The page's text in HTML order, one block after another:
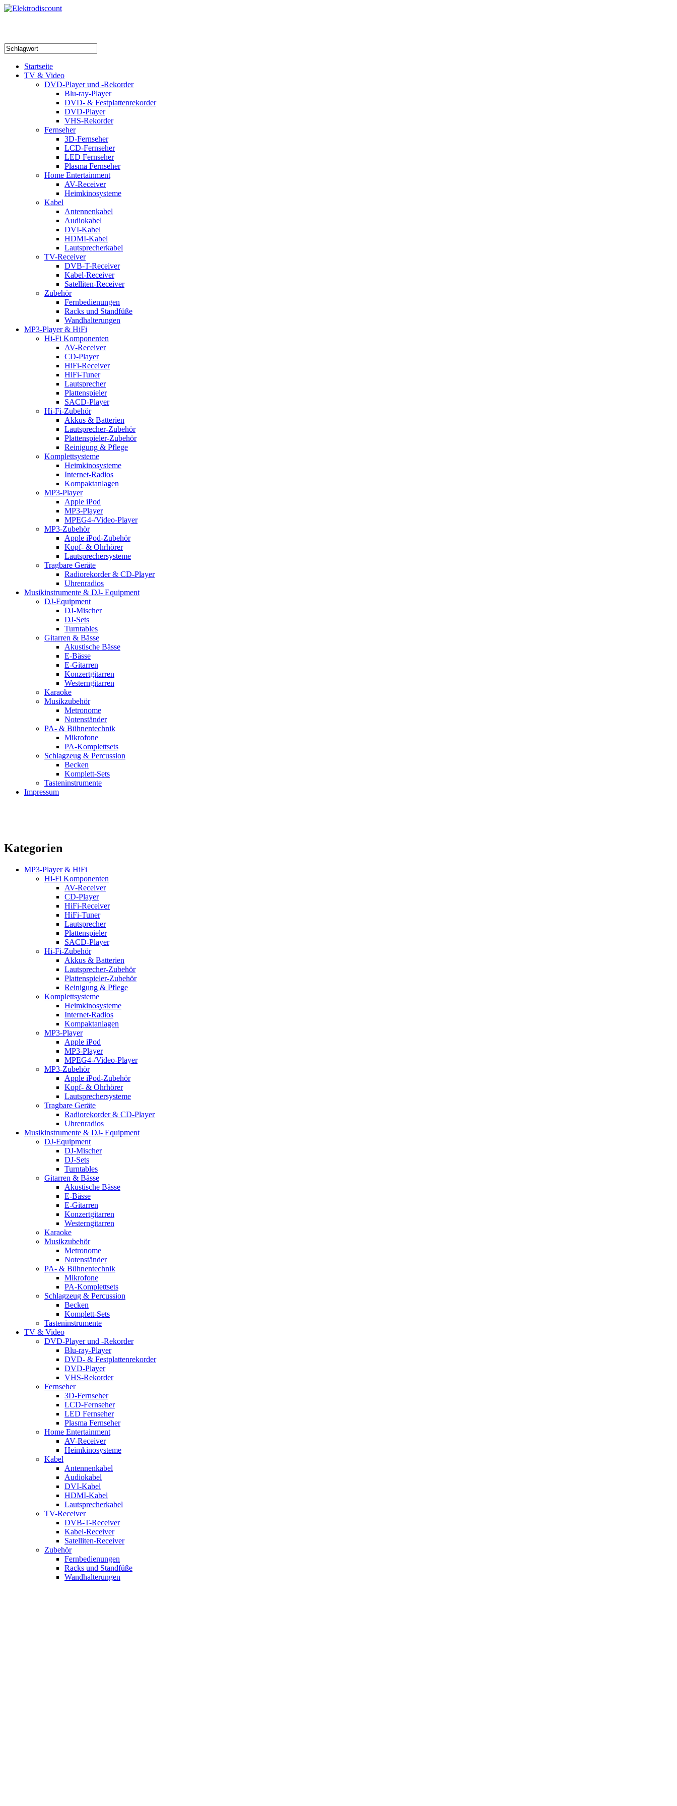
Startseite
TV & Video
DVD-Player und -Rekorder
Blu-ray-Player
DVD- & Festplattenrekorder
DVD-Player
VHS-Rekorder
Fernseher
3D-Fernseher
LCD-Fernseher
LED Fernseher
Plasma Fernseher
Home Entertainment
AV-Receiver
Heimkinosysteme
Kabel
Antennenkabel
Audiokabel
DVI-Kabel
HDMI-Kabel
Lautsprecherkabel
TV-Receiver
DVB-T-Receiver
Kabel-Receiver
Satelliten-Receiver
Zubehör
Fernbedienungen
Racks und Standfüße
Wandhalterungen
MP3-Player & HiFi
Hi-Fi Komponenten
AV-Receiver
CD-Player
HiFi-Receiver
HiFi-Tuner
Lautsprecher
Plattenspieler
SACD-Player
Hi-Fi-Zubehör
Akkus & Batterien
Lautsprecher-Zubehör
Plattenspieler-Zubehör
Reinigung & Pflege
Komplettsysteme
Heimkinosysteme
Internet-Radios
Kompaktanlagen
MP3-Player
Apple iPod
MP3-Player
MPEG4-/Video-Player
MP3-Zubehör
Apple iPod-Zubehör
Kopf- & Ohrhörer
Lautsprechersysteme
Tragbare Geräte
Radiorekorder & CD-Player
Uhrenradios
Musikinstrumente & DJ- Equipment
DJ-Equipment
DJ-Mischer
DJ-Sets
Turntables
Gitarren & Bässe
Akustische Bässe
E-Bässe
E-Gitarren
Konzertgitarren
Westerngitarren
Karaoke
Musikzubehör
Metronome
Notenständer
PA- & Bühnentechnik
Mikrofone
PA-Komplettsets
Schlagzeug & Percussion
Becken
Komplett-Sets
Tasteninstrumente
Impressum
Kategorien
MP3-Player & HiFi
Hi-Fi Komponenten
AV-Receiver
CD-Player
HiFi-Receiver
HiFi-Tuner
Lautsprecher
Plattenspieler
SACD-Player
Hi-Fi-Zubehör
Akkus & Batterien
Lautsprecher-Zubehör
Plattenspieler-Zubehör
Reinigung & Pflege
Komplettsysteme
Heimkinosysteme
Internet-Radios
Kompaktanlagen
MP3-Player
Apple iPod
MP3-Player
MPEG4-/Video-Player
MP3-Zubehör
Apple iPod-Zubehör
Kopf- & Ohrhörer
Lautsprechersysteme
Tragbare Geräte
Radiorekorder & CD-Player
Uhrenradios
Musikinstrumente & DJ- Equipment
DJ-Equipment
DJ-Mischer
DJ-Sets
Turntables
Gitarren & Bässe
Akustische Bässe
E-Bässe
E-Gitarren
Konzertgitarren
Westerngitarren
Karaoke
Musikzubehör
Metronome
Notenständer
PA- & Bühnentechnik
Mikrofone
PA-Komplettsets
Schlagzeug & Percussion
Becken
Komplett-Sets
Tasteninstrumente
TV & Video
DVD-Player und -Rekorder
Blu-ray-Player
DVD- & Festplattenrekorder
DVD-Player
VHS-Rekorder
Fernseher
3D-Fernseher
LCD-Fernseher
LED Fernseher
Plasma Fernseher
Home Entertainment
AV-Receiver
Heimkinosysteme
Kabel
Antennenkabel
Audiokabel
DVI-Kabel
HDMI-Kabel
Lautsprecherkabel
TV-Receiver
DVB-T-Receiver
Kabel-Receiver
Satelliten-Receiver
Zubehör
Fernbedienungen
Racks und Standfüße
Wandhalterungen